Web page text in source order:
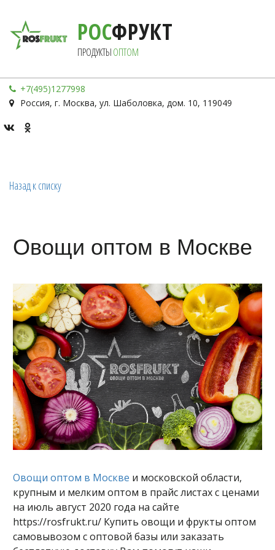
РОСФРУКТ
ПРОДУКТЫ ОПТОМ
+7(495)1277998
Россия, г. Москва, ул. Шаболовка, дом. 10, 119049
Назад к списку
Овощи оптом в Москве
Овощи оптом в Москве и московской области,
крупным и мелким оптом в прайс листах с ценами
на июль август 2020 года на сайте
https://rosfrukt.ru/ Купить овощи и фрукты оптом
самовывозом с оптовой базы или заказать